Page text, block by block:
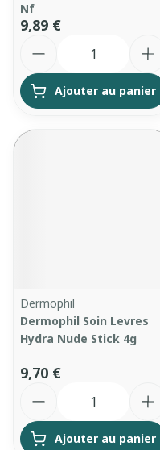
Nf
9,89 €
Ajouter au panier
Dermophil
Dermophil Soin Levres
Hydra Nude Stick 4g
9,70 €
Ajouter au panier